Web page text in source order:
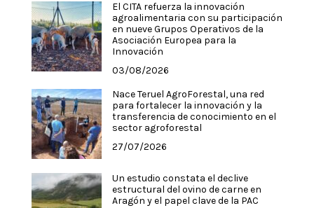
El CITA refuerza la innovación
agroalimentaria con su participación
en nueve Grupos Operativos de la
Asociación Europea para la
Innovación
03/08/2026
Nace Teruel AgroForestal, una red
para fortalecer la innovación y la
transferencia de conocimiento en el
sector agroforestal
27/07/2026
Un estudio constata el declive
estructural del ovino de carne en
Aragón y el papel clave de la PAC